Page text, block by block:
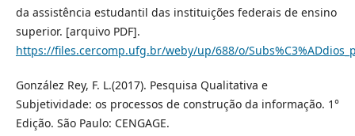
da assistência estudantil das instituições federais de ensino
superior. [arquivo PDF].
https://files.cercomp.ufg.br/weby/up/688/o/
González Rey, F. L.(2017). Pesquisa Qualitativa e
Subjetividade: os processos de construção da informação. 1°
Edição. São Paulo: CENGAGE.